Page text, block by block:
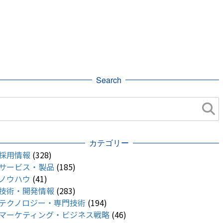
Search
カテゴリー
用情報 (328)
ービス・製品 (185)
ウハウ (41)
術・開発情報 (283)
クノロジー・専門技術 (194)
ーケティング・ビジネス戦略 (46)